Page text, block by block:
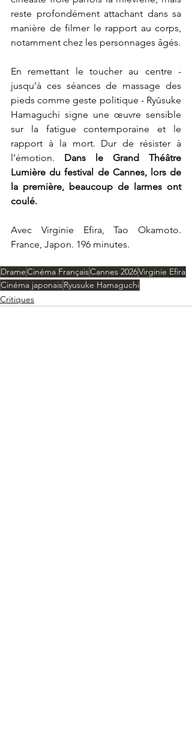
reste profondément attachant dans sa
manière de filmer le rapport au corps,
notamment chez les personnages âgés.
En remettant le toucher au centre -
jusqu’à ces séances de massage des
pieds comme geste politique - Ryūsuke
Hamaguchi signe une œuvre sensible
sur la fatigue contemporaine et le
rapport à la mort. Dur de résister à
l’émotion. Dans le Grand Théâtre
Lumière du festival de Cannes, lors de
la première, beaucoup de larmes ont
coulé.
Avec Virginie Efira, Tao Okamoto.
France, Japon. 196 minutes.
DrameCinéma FrançaisCannes 2026Virginie Efira
Cinéma japonaisRyusuke Hamaguchi
Critiques